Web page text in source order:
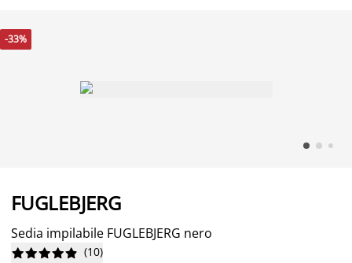
-33%
FUGLEBJERG
Sedia impilabile FUGLEBJERG nero





 (10)